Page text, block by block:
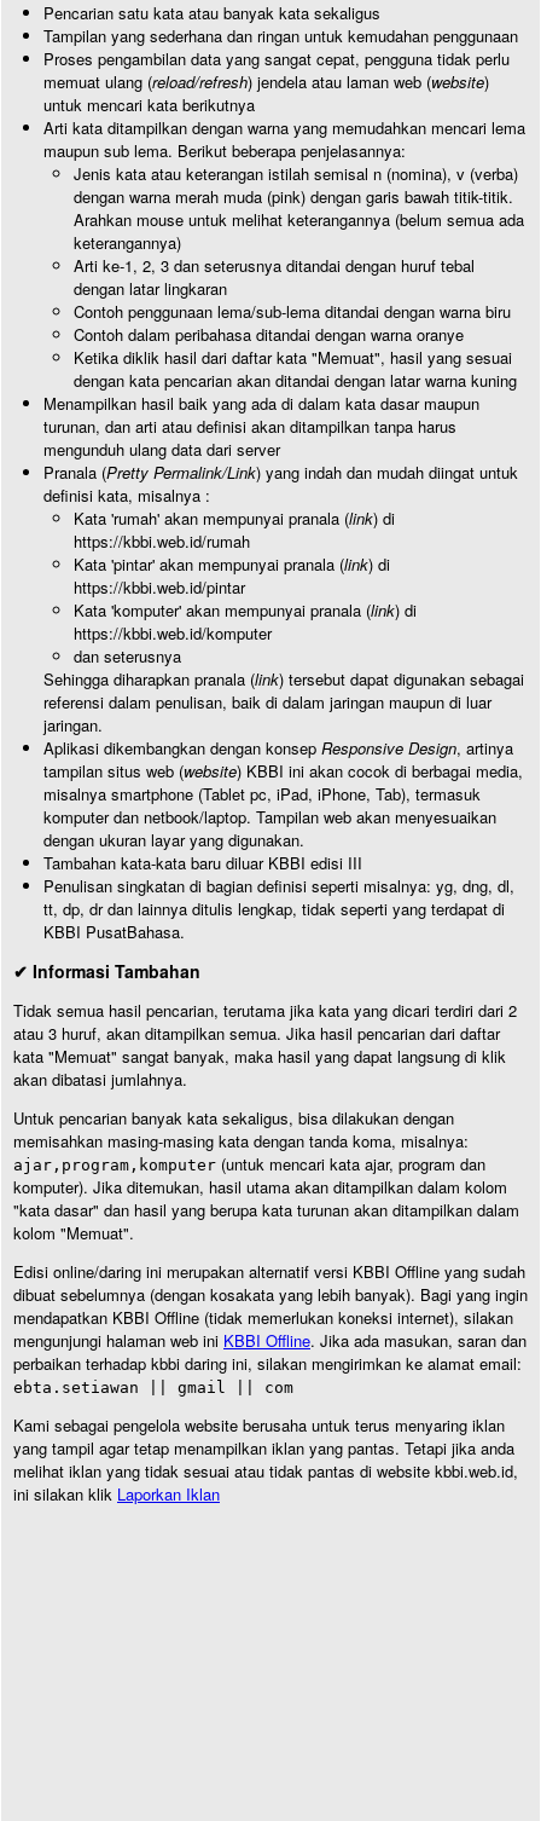
Pencarian satu kata atau banyak kata sekaligus
Tampilan yang sederhana dan ringan untuk kemudahan penggunaan
Proses pengambilan data yang sangat cepat, pengguna tidak perlu
memuat ulang (reload/refresh) jendela atau laman web (website)
untuk mencari kata berikutnya
Arti kata ditampilkan dengan warna yang memudahkan mencari lema
maupun sub lema. Berikut beberapa penjelasannya:
Jenis kata atau keterangan istilah semisal n (nomina), v (verba)
dengan warna merah muda (pink) dengan garis bawah titik-titik.
Arahkan mouse untuk melihat keterangannya (belum semua ada
keterangannya)
Arti ke-1, 2, 3 dan seterusnya ditandai dengan huruf tebal
dengan latar lingkaran
Contoh penggunaan lema/sub-lema ditandai dengan warna biru
Contoh dalam peribahasa ditandai dengan warna oranye
Ketika diklik hasil dari daftar kata "Memuat", hasil yang sesuai
dengan kata pencarian akan ditandai dengan latar warna kuning
Menampilkan hasil baik yang ada di dalam kata dasar maupun
turunan, dan arti atau definisi akan ditampilkan tanpa harus
mengunduh ulang data dari server
Pranala (Pretty Permalink/Link) yang indah dan mudah diingat untuk
definisi kata, misalnya :
Kata 'rumah' akan mempunyai pranala (link) di
https://kbbi.web.id/rumah
Kata 'pintar' akan mempunyai pranala (link) di
https://kbbi.web.id/pintar
Kata 'komputer' akan mempunyai pranala (link) di
https://kbbi.web.id/komputer
dan seterusnya
Sehingga diharapkan pranala (link) tersebut dapat digunakan sebagai
referensi dalam penulisan, baik di dalam jaringan maupun di luar
jaringan.
Aplikasi dikembangkan dengan konsep Responsive Design, artinya
tampilan situs web (website) KBBI ini akan cocok di berbagai media,
misalnya smartphone (Tablet pc, iPad, iPhone, Tab), termasuk
komputer dan netbook/laptop. Tampilan web akan menyesuaikan
dengan ukuran layar yang digunakan.
Tambahan kata-kata baru diluar KBBI edisi III
Penulisan singkatan di bagian definisi seperti misalnya: yg, dng, dl,
tt, dp, dr dan lainnya ditulis lengkap, tidak seperti yang terdapat di
KBBI PusatBahasa.
✔ Informasi Tambahan
Tidak semua hasil pencarian, terutama jika kata yang dicari terdiri dari 2
atau 3 huruf, akan ditampilkan semua. Jika hasil pencarian dari daftar
kata "Memuat" sangat banyak, maka hasil yang dapat langsung di klik
akan dibatasi jumlahnya.
Untuk pencarian banyak kata sekaligus, bisa dilakukan dengan
memisahkan masing-masing kata dengan tanda koma, misalnya:
ajar,program,komputer (untuk mencari kata ajar, program dan
komputer). Jika ditemukan, hasil utama akan ditampilkan dalam kolom
"kata dasar" dan hasil yang berupa kata turunan akan ditampilkan dalam
kolom "Memuat".
Edisi online/daring ini merupakan alternatif versi KBBI Offline yang sudah
dibuat sebelumnya (dengan kosakata yang lebih banyak). Bagi yang ingin
mendapatkan KBBI Offline (tidak memerlukan koneksi internet), silakan
mengunjungi halaman web ini KBBI Offline. Jika ada masukan, saran dan
perbaikan terhadap kbbi daring ini, silakan mengirimkan ke alamat email:
ebta.setiawan || gmail || com
Kami sebagai pengelola website berusaha untuk terus menyaring iklan
yang tampil agar tetap menampilkan iklan yang pantas. Tetapi jika anda
melihat iklan yang tidak sesuai atau tidak pantas di website kbbi.web.id,
ini silakan klik Laporkan Iklan